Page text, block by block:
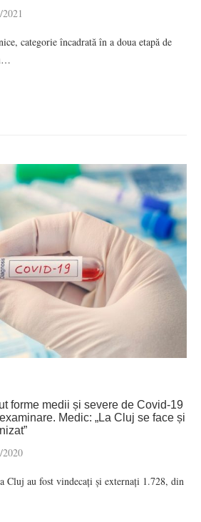
categorie încadrată în a doua etapă de
forme medii și severe de Covid-19
Medic: „La Cluj se face și
2020
Cluj au fost vindecați și externați 1.728, din